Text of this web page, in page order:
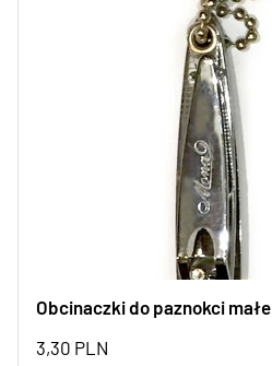
Obcinaczki do paznokci małe
3,30 PLN